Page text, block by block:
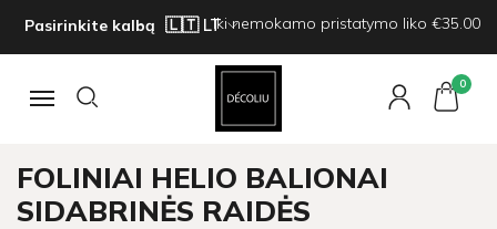
Pasirinkite kalbą Iki nemokamo pristatymo liko €35.00
Navigacija
0
FOLINIAI HELIO BALIONAI
SIDABRINĖS RAIDĖS